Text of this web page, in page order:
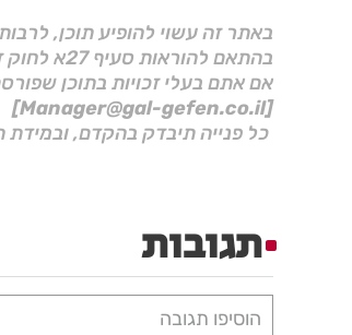
באתר זה עשוי להופיע תוכן,
בהתאם להוראות סעיף 27א לחוק זכויות יוצרים, התשס"ח–2007.
אם אתם בעלי זכויות בתוכן
[Manager@gal-gefen.co.il]
כל פנייה תיבדק בהקדם, ובמידת
תגובות
הוסיפו תגובה